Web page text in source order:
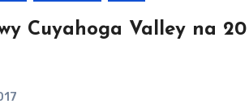
Cuyahoga Valley na 20